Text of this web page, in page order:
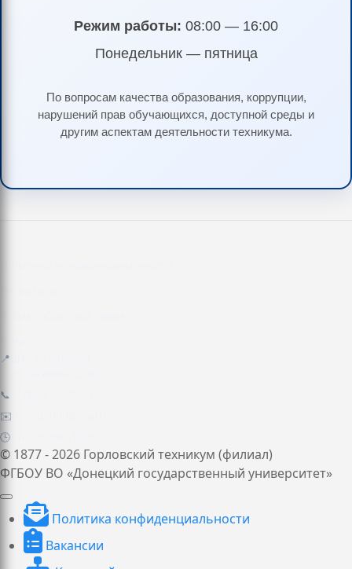
Режим работы: 08:00 — 16:00
Понедельник — пятница
По вопросам качества образования, коррупции,
нарушений прав обучающихся, доступной среды и
другим аспектам деятельности техникума.
📍
📞
✉️
🕒
© 1877 - 2026 Горловский техникум (филиал)
ФГБОУ ВО «Донецкий государственный университет»
Политика конфиденциальности
Вакансии